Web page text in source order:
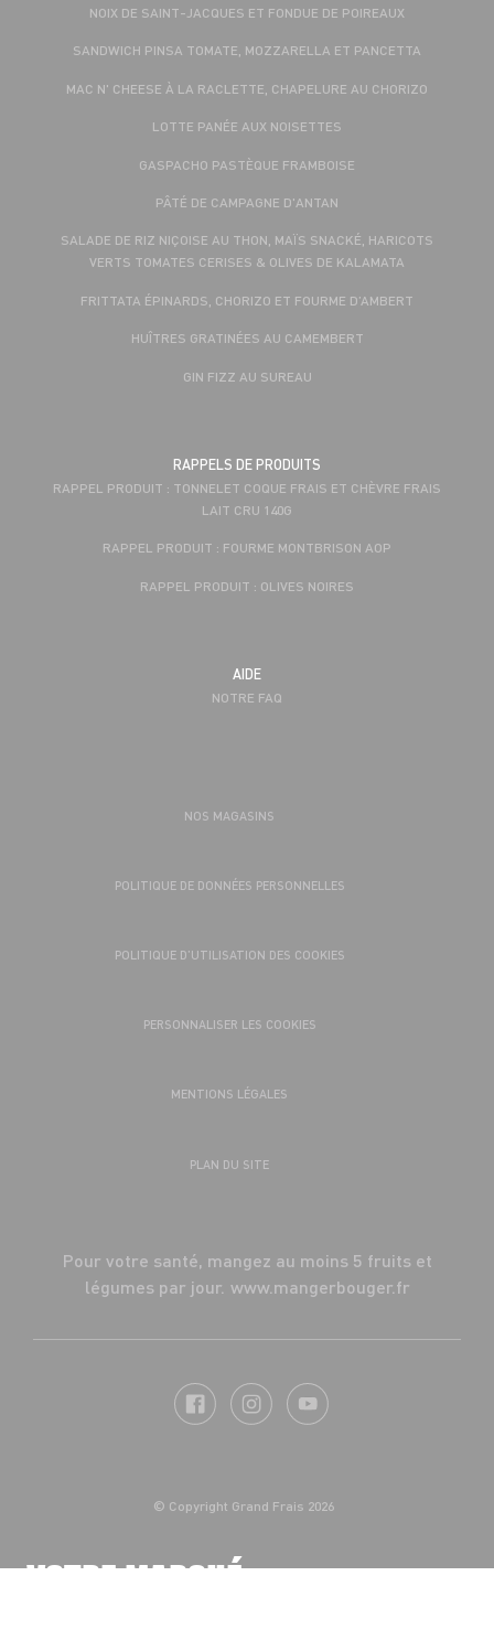
VOTRE MARCHÉ,
NOIX DE SAINT-JACQUES ET FONDUE DE POIREAUX
SANDWICH PINSA TOMATE, MOZZARELLA ET PANCETTA
MAC N' CHEESE À LA RACLETTE, CHAPELURE AU CHORIZO
LOTTE PANÉE AUX NOISETTES
GASPACHO PASTÈQUE FRAMBOISE
PÂTÉ DE CAMPAGNE D'ANTAN
SALADE DE RIZ NIÇOISE AU THON, MAÏS SNACKÉ, HARICOTS
VERTS TOMATES CERISES & OLIVES DE KALAMATA
FRITTATA ÉPINARDS, CHORIZO ET FOURME D’AMBERT
HUÎTRES GRATINÉES AU CAMEMBERT
GIN FIZZ AU SUREAU
RAPPELS DE PRODUITS
RAPPEL PRODUIT : TONNELET COQUE FRAIS ET CHÈVRE FRAIS
LAIT CRU 140G
RAPPEL PRODUIT : FOURME MONTBRISON AOP
RAPPEL PRODUIT : OLIVES NOIRES
AIDE
NOTRE FAQ
NOS MAGASINS
POLITIQUE DE DONNÉES PERSONNELLES
POLITIQUE D’UTILISATION DES COOKIES
PERSONNALISER LES COOKIES
MENTIONS LÉGALES
PLAN DU SITE
Pour votre santé, mangez au moins 5 fruits et
légumes par jour. www.mangerbouger.fr
© Copyright Grand Frais 2026